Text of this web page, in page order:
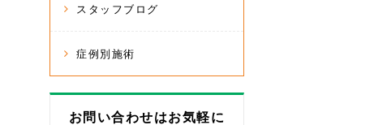
スタッフブログ
症例別施術
お問い合わせはお気軽に